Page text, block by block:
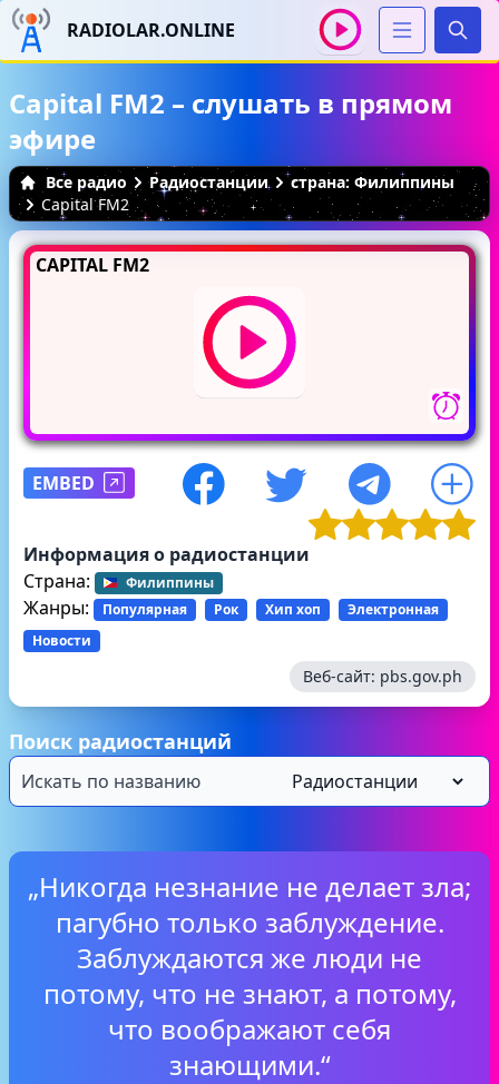
RADIOLAR.ONLINE
Capital FM2 – слушать в прямом
эфире
Все радио Радиостанции
страна: Филиппины
Capital FM2
CAPITAL FM2
EMBED
Информация о радиостанции
Страна:
Филиппины
Жанры: Популярная Рок Хип хоп
Электронная
Новости
Веб-сайт: pbs.gov.ph
Поиск радиостанций
„Никогда незнание не делает зла;
пагубно только заблуждение.
Заблуждаются же люди не
потому, что не знают, а потому,
что воображают себя
знающими.“